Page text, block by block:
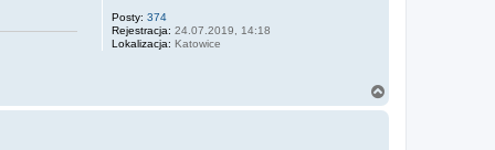
Posty: 374
Rejestracja: 24.07.2019, 14:18
Lokalizacja: Katowice